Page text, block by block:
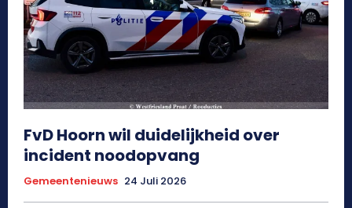
FvD Hoorn wil duidelijkheid over
incident noodopvang
Gemeentenieuws 24 Juli 2026